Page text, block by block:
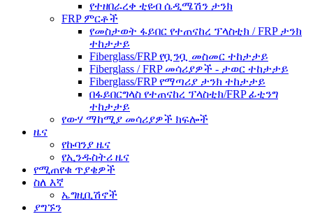
የተዘበራረቀ ቲዩብ ሴዲሜሽን ታንክ
FRP ምርቶች
የመስታወት ፋይበር የተጠናከረ ፕላስቲክ / FRP ታንክ
ተከታታይ
Fiberglass/FRP የቧንቧ መስመር ተከታታይ
Fiberglass / FRP መሳሪያዎች - ታወር ​​ተከታታይ
Fiberglass/FRP የማጣሪያ ታንክ ተከታታይ
በፋይበርግላስ የተጠናከረ ፕላስቲክ/FRP ፊቲንግ
ተከታታይ
የውሃ ማከሚያ መሳሪያዎች ክፍሎች
ዜና
የኩባንያ ዜና
የኢንዱስትሪ ዜና
የሚጠየቁ ጥያቄዎች
ስለ እኛ
ኤግዚቢሽኖች
ያግኙን